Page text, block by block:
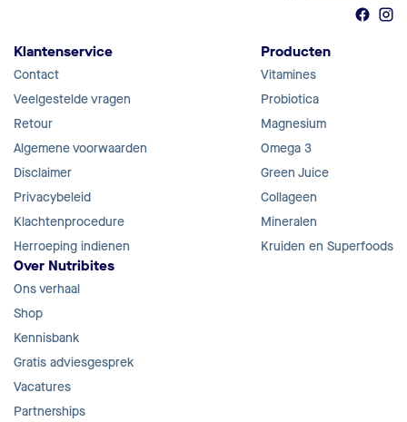
Klantenservice
Contact
Veelgestelde vragen
Retour
Algemene voorwaarden
Disclaimer
Privacybeleid
Klachtenprocedure
Herroeping indienen
Producten
Vitamines
Probiotica
Magnesium
Omega 3
Green Juice
Collageen
Mineralen
Kruiden en Superfoods
Over Nutribites
Ons verhaal
Shop
Kennisbank
Gratis adviesgesprek
Vacatures
Partnerships